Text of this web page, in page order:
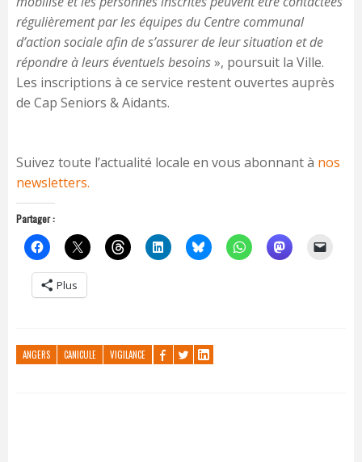
régulièrement par les équipes du Centre communal
d’action sociale afin de s’assurer de leur situation et de
répondre à leurs éventuels besoins», poursuit la Ville.
Les inscriptions à ce service restent ouvertes auprès
de Cap Seniors & Aidants.
Suivez toute l’actualité locale en vous abonnant à nos
newsletters.
Partager :
Plus
ANGERS CANICULE VIGILANCE